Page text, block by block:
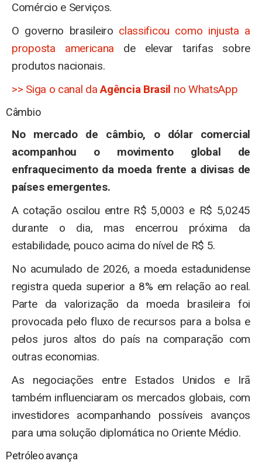
Comércio e Serviços.
O governo brasileiro classificou como injusta a
proposta americana de elevar tarifas sobre
produtos nacionais.
>> Siga o canal daAgência Brasil no WhatsApp
Câmbio
No mercado de câmbio, o dólar comercial
acompanhou o movimento global de
enfraquecimento da moeda frente a divisas de
países emergentes.
A cotação oscilou entre R$ 5,0003 e R$ 5,0245
durante o dia, mas encerrou próxima da
estabilidade, pouco acima do nível de R$ 5.
No acumulado de 2026, a moeda estadunidense
registra queda superior a 8% em relação ao real.
Parte da valorização da moeda brasileira foi
provocada pelo fluxo de recursos para a bolsa e
pelos juros altos do país na comparação com
outras economias.
As negociações entre Estados Unidos e Irã
também influenciaram os mercados globais, com
investidores acompanhando possíveis avanços
para uma solução diplomática no Oriente Médio.
Petróleo avança